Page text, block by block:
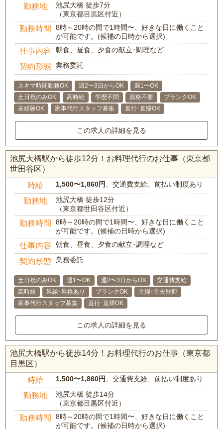
勤務地
池尻大橋 徒歩7分
（東京都目黒区付近）
勤務時間
8時～20時の間で1時間〜、好きな日に働くこと
が可能です。(候補の日時から選択)
仕事内容 朝食、昼食、夕食の献立･調理など
契約形態 業務委託
スキマ時間勤務OK 週2〜3日からOK
週1〜OK
土日祝のみOK
高時給 学歴不問 資格不要
ブランクOK
未経験OK
家事代行スタッフ募集 直行･直帰OK
この求人の詳細を見る
池尻大橋駅から徒歩12分！お料理代行のお仕事（東京都
世田谷区）
時給 1,500〜1,860円 、交通費支給、前払い制度あり
勤務地
池尻大橋 徒歩12分
（東京都世田谷区付近）
勤務時間
8時～20時の間で1時間〜、好きな日に働くこと
が可能です。(候補の日時から選択)
仕事内容 朝食、昼食、夕食の献立･調理など
契約形態 業務委託
土日祝のみOK 週1〜OK 週2〜3日からOK
交通費支給
高時給
昇給･昇格あり ブランクOK
主婦･主夫歓迎
家事代行スタッフ募集
直行･直帰OK
この求人の詳細を見る
池尻大橋駅から徒歩14分！お料理代行のお仕事（東京都
目黒区）
時給 1,500〜1,860円 、交通費支給、前払い制度あり
勤務地
池尻大橋 徒歩14分
（東京都目黒区付近）
勤務時間
8時～20時の間で1時間〜、好きな日に働くこと
が可能です。(候補の日時から選択)